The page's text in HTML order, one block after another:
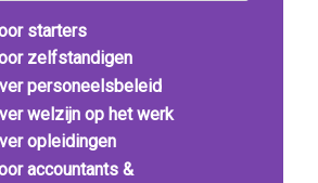
starters
zelfstandigen
personeelsbeleid
welzijn op het werk
opleidingen
accountants &